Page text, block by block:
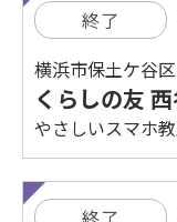
終了
横浜市保土ケ谷区
くらしの友
やさしいスマホ